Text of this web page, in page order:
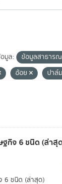
มูล: ข้อมูลสาธารณ
อ้อย
ปาล์
กิจ 6 ชนิด (ล่าสุ
6 ชนิด (ล่าสุด)